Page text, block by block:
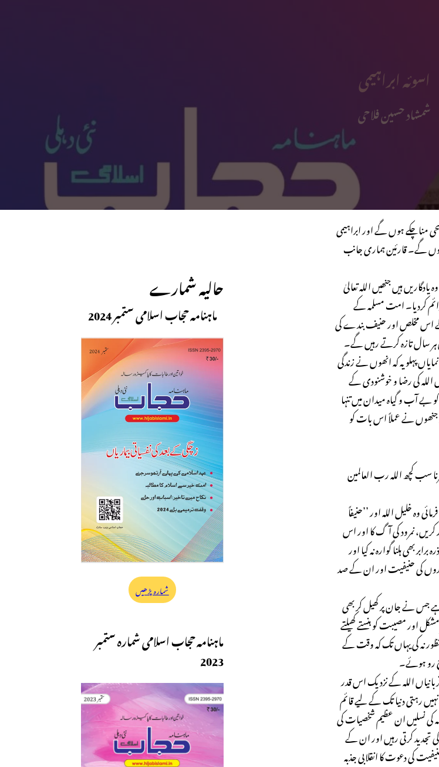
اسوئہ ابراہیمی
شمشاد حسین فلاحی
مناچکے ہوں گے اور ابراہیمی
ہوں گے۔ قارئین ہماری جانب
ہیں جنھیں اللہ تعالیٰ
کردیا۔ امت مسلمہ کے
کے اس مخلص اور حنیف بندے کی
ہر سال تازہ کرتے رہیں گے۔
پہلو یہ کہ انھوں نے زندگی
اللہ کی رضا و خوشنودی کے
بے آب و گیاہ میدان میں تنہا
جنھوں نے عملاً اس بات کو
سب کچھ اللہ رب العالمین
وہ خلیل اللہ اور ’’حنیفاً
نمرود کی آگ کا اور اس
بھی ہلنا گوارہ نہ کیا اور
کی حنیفیت اور ان کے صد
ہے جس نے جان پر کھیل کر بھی
اور مصیبت کو ہنستے کھیلتے
نہ کی یہاں تک کہ وقت کے
رو ہوئے۔
اللہ کے نزدیک اس قدر
رہتی دنیا تک کے لیے قائم
نسلیں ان عظیم شخصیات کی
تجدید کرتی رہیں اور ان کے
کی دعوت کا انقلابی جذبہ
حالیہ شمارے
ماہنامہ حجاب اسلامی ستمبر 2024
شمارہ پڑھیں
ماہنامہ حجاب اسلامی شمارہ ستمبر
2023